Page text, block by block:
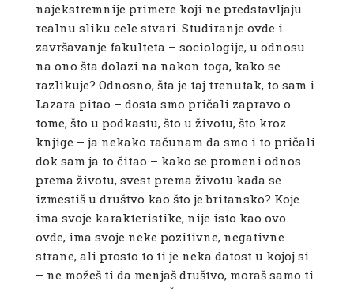
najekstremnije primere koji ne predstavljaju
realnu sliku cele stvari. Studiranje ovde i
završavanje fakulteta – sociologije, u odnosu
na ono šta dolazi na nakon toga, kako se
razlikuje? Odnosno, šta je taj trenutak, to sam i
Lazara pitao – dosta smo pričali zapravo o
tome, što u podkastu, što u životu, što kroz
knjige – ja nekako računam da smo i to pričali
dok sam ja to čitao – kako se promeni odnos
prema životu, svest prema životu kada se
izmestiš u društvo kao što je britansko? Koje
ima svoje karakteristike, nije isto kao ovo
ovde, ima svoje neke pozitivne, negativne
strane, ali prosto to ti je neka datost u kojoj si
– ne možeš ti da menjaš društvo, moraš samo ti